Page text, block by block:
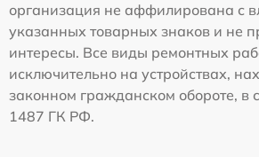
организация не аффилирована с
указанных товарных знаков и не
интересы. Все виды ремонтных
исключительно на устройствах,
законном гражданском обороте, в
1487 ГК РФ.